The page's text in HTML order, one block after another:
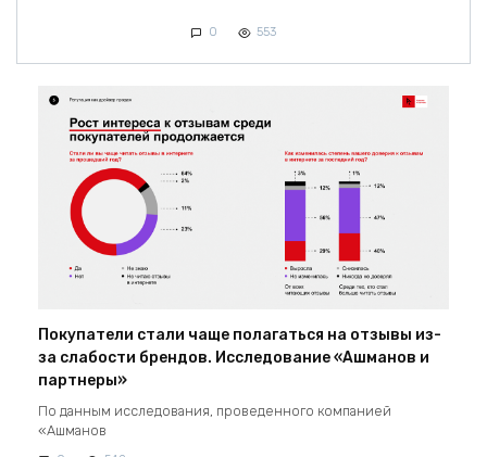
0 553
Покупатели стали чаще полагаться на отзывы из-
за слабости брендов. Исследование «Ашманов и
партнеры»
По данным исследования, проведенного компанией
«Ашманов